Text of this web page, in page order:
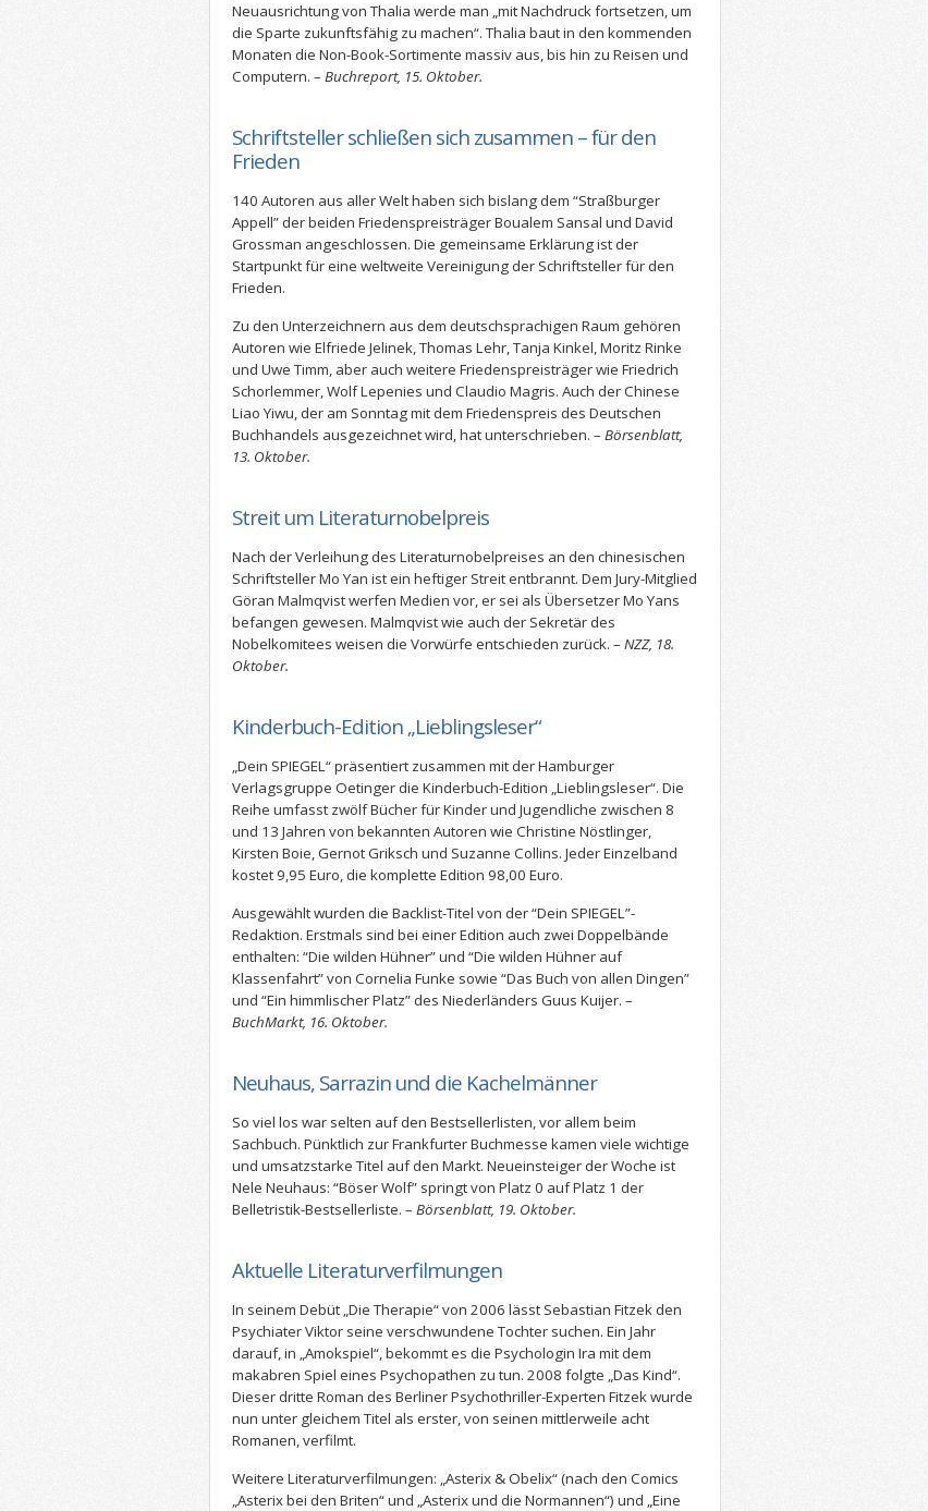
Neuausrichtung von Thalia werde man „mit Nachdruck fortsetzen, um
die Sparte zukunftsfähig zu machen“. Thalia baut in den kommenden
Monaten die Non-Book-Sortimente massiv aus, bis hin zu Reisen und
Computern. – Buchreport, 15. Oktober.
Schriftsteller schließen sich zusammen – für den
Frieden
140 Autoren aus aller Welt haben sich bislang dem “Straßburger
Appell” der beiden Friedenspreisträger Boualem Sansal und David
Grossman angeschlossen. Die gemeinsame Erklärung ist der
Startpunkt für eine weltweite Vereinigung der Schriftsteller für den
Frieden.
Zu den Unterzeichnern aus dem deutschsprachigen Raum gehören
Autoren wie Elfriede Jelinek, Thomas Lehr, Tanja Kinkel, Moritz Rinke
und Uwe Timm, aber auch weitere Friedenspreisträger wie Friedrich
Schorlemmer, Wolf Lepenies und Claudio Magris. Auch der Chinese
Liao Yiwu, der am Sonntag mit dem Friedenspreis des Deutschen
Buchhandels ausgezeichnet wird, hat unterschrieben. – Börsenblatt,
13. Oktober.
Streit um Literaturnobelpreis
Nach der Verleihung des Literaturnobelpreises an den chinesischen
Schriftsteller Mo Yan ist ein heftiger Streit entbrannt. Dem Jury-Mitglied
Göran Malmqvist werfen Medien vor, er sei als Übersetzer Mo Yans
befangen gewesen. Malmqvist wie auch der Sekretär des
Nobelkomitees weisen die Vorwürfe entschieden zurück. – NZZ, 18.
Oktober.
Kinderbuch-Edition „Lieblingsleser“
„Dein SPIEGEL“ präsentiert zusammen mit der Hamburger
Verlagsgruppe Oetinger die Kinderbuch-Edition „Lieblingsleser“. Die
Reihe umfasst zwölf Bücher für Kinder und Jugendliche zwischen 8
und 13 Jahren von bekannten Autoren wie Christine Nöstlinger,
Kirsten Boie, Gernot Griksch und Suzanne Collins. Jeder Einzelband
kostet 9,95 Euro, die komplette Edition 98,00 Euro.
Ausgewählt wurden die Backlist-Titel von der “Dein SPIEGEL”-
Redaktion. Erstmals sind bei einer Edition auch zwei Doppelbände
enthalten: “Die wilden Hühner” und “Die wilden Hühner auf
Klassenfahrt” von Cornelia Funke sowie “Das Buch von allen Dingen”
und “Ein himmlischer Platz” des Niederländers Guus Kuijer. –
BuchMarkt, 16. Oktober.
Neuhaus, Sarrazin und die Kachelmänner
So viel los war selten auf den Bestsellerlisten, vor allem beim
Sachbuch. Pünktlich zur Frankfurter Buchmesse kamen viele wichtige
und umsatzstarke Titel auf den Markt. Neueinsteiger der Woche ist
Nele Neuhaus: “Böser Wolf” springt von Platz 0 auf Platz 1 der
Belletristik-Bestsellerliste. – Börsenblatt, 19. Oktober.
Aktuelle Literaturverfilmungen
In seinem Debüt „Die Therapie“ von 2006 lässt Sebastian Fitzek den
Psychiater Viktor seine verschwundene Tochter suchen. Ein Jahr
darauf, in „Amokspiel“, bekommt es die Psychologin Ira mit dem
makabren Spiel eines Psychopathen zu tun. 2008 folgte „Das Kind“.
Dieser dritte Roman des Berliner Psychothriller-Experten Fitzek wurde
nun unter gleichem Titel als erster, von seinen mittlerweile acht
Romanen, verfilmt.
Weitere Literaturverfilmungen: „Asterix & Obelix“ (nach den Comics
„Asterix bei den Briten“ und „Asterix und die Normannen“) und „Eine